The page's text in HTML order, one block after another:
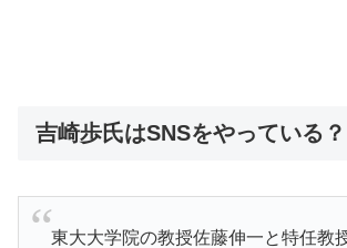
吉崎歩氏はSNSをやっている？
東大大学院の教授佐藤伸一と特任教